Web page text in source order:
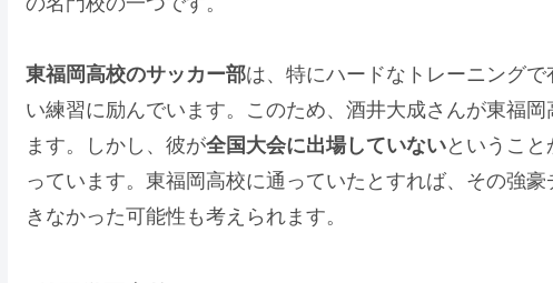
東福岡高校のサッカー部は、特にハードなトレーニング
い練習に励んでいます。このため、酒井大成さんが東福
ます。しかし、彼が全国大会に出場していないということ
っています。東福岡高校に通っていたとすれば、その強
きなかった可能性も考えられます。